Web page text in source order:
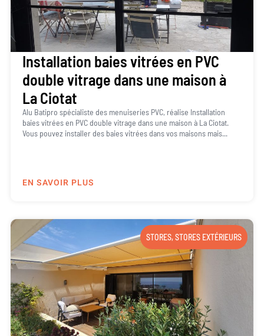
Installation baies vitrées en PVC
double vitrage dans une maison à
La Ciotat
Alu Batipro spécialiste des menuiseries PVC, réalise Installation
baies vitrées en PVC double vitrage dans une maison à La Ciotat.
Vous pouvez installer des baies vitrées dans vos maisons mais...
EN SAVOIR PLUS
STORES,STORES EXTÉRIEURS